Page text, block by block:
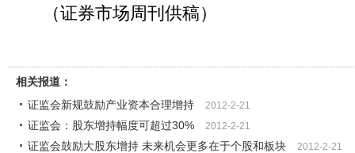
（证券市场周刊供稿）
相关报道：
证监会新规鼓励产业资本合理增持
2012-2-21
证监会：股东增持幅度可超过30% 2012-2-21
证监会鼓励大股东增持 未来机会更多在于个股和板块 2012-2-21